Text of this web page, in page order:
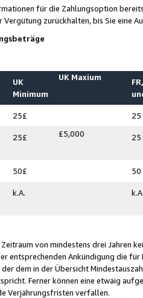
für die Zahlungsoption
Vergütung zurückhalten, bis Sie
UK
Minimum
UK Maxium
25£ 25
25£ £5,000 25
50£ 50
k.A.
von mindestens drei Jahren
entsprechenden Ankündigung die
dem in der Übersicht
Ferner können eine etwaig
Verjährungsfristen verfallen.